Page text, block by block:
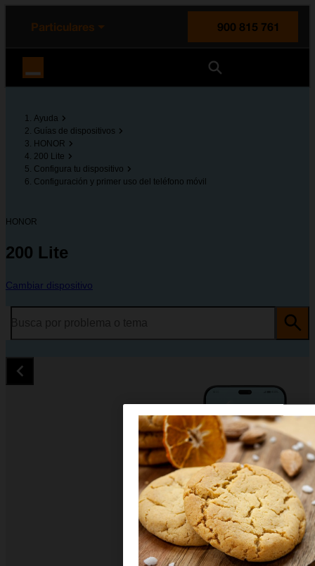
principal
la página
Particulares
900 815 761
Ayuda
Guías de dispositivos
HONOR
200 Lite
Configura tu dispositivo
Configuración y primer uso del teléfono móvil
HONOR
200 Lite
Cambiar dispositivo